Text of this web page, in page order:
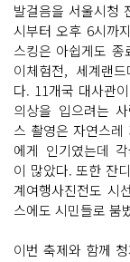
발걸음을 서울시청
시부터 오후 6시까
스킹은 아쉽게도 종
이체험전, 세계랜
다. 11개국 대사관
의상을 입으려는
스 촬영은 자연스레
에게 인기였는데
이 많았다. 또한 잔
계여행사진전도 시
스에도 시민들로 붐
이번 축제와 함께